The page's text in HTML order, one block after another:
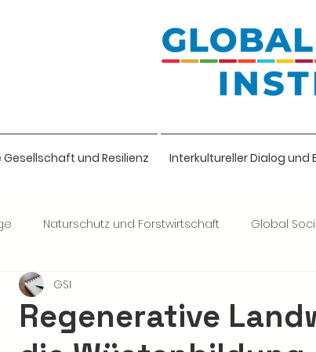
Gesellschaft und Resilienz Interkultureller Dialog und
Naturschutz und Forstwirtschaft Global
& Bio-Intellige
Regenerative
GSI